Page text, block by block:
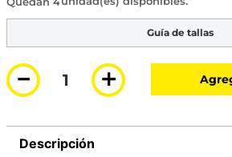
Guía de tallas
＋
－
Descripción